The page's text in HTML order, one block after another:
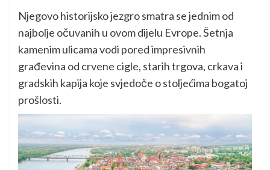
Njegovo historijsko jezgro smatra se jednim od
najbolje očuvanih u ovom dijelu Evrope. Šetnja
kamenim ulicama vodi pored impresivnih
građevina od crvene cigle, starih trgova, crkava i
gradskih kapija koje svjedoče o stoljećima bogatoj
prošlosti.